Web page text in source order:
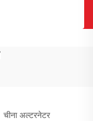
चीना अल्टरनेटर